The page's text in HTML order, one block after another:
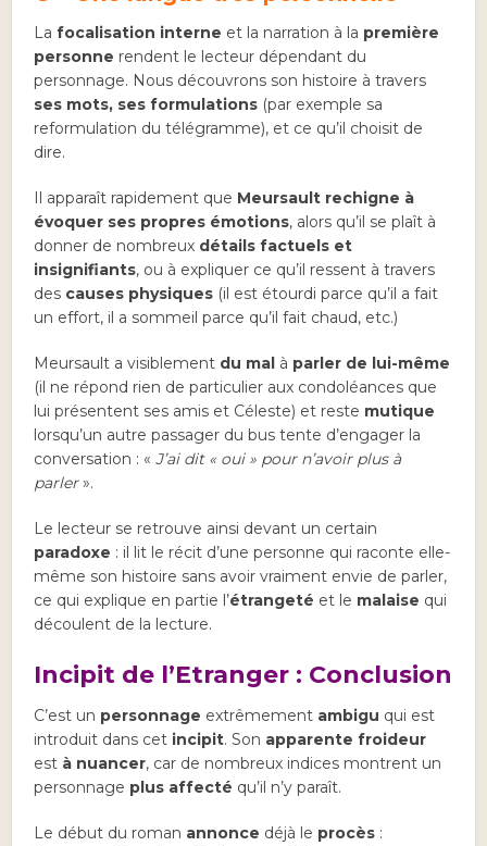
Lafocalisation interne et la narration à la première
personne rendent le lecteur dépendant du
personnage. Nous découvrons son histoire à travers
ses mots, ses formulations (par exemple sa
reformulation du télégramme), et ce qu’il choisit de
dire.
Il apparaît rapidement que Meursault rechigne à
évoquer ses propres émotions, alors qu’il se plaît à
donner de nombreux détails factuels et
insignifiants, ou à expliquer ce qu’il ressent à travers
des causes physiques (il est étourdi parce qu’il a fait
un effort, il a sommeil parce qu’il fait chaud, etc.)
Meursault a visiblement du mal à parler de lui-même
(il ne répond rien de particulier aux condoléances que
lui présentent ses amis et Céleste) et reste mutique
lorsqu’un autre passager du bus tente d’engager la
conversation : «J’ai dit « oui » pour n’avoir plus à
parler».
Le lecteur se retrouve ainsi devant un certain
paradoxe : il lit le récit d’une personne qui raconte elle-
même son histoire sans avoir vraiment envie de parler,
ce qui explique en partie l’étrangeté et le malaise qui
découlent de la lecture.
Incipit de l’Etranger : Conclusion
C’est un personnage extrêmement ambigu qui est
introduit dans cet incipit. Son apparente froideur
est à nuancer, car de nombreux indices montrent un
personnage plus affecté qu’il n’y paraît.
Le début du roman annonce déjà le procès :